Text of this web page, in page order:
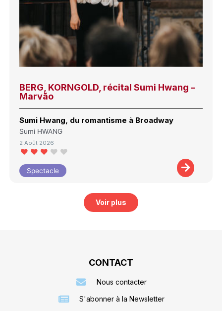
BERG, KORNGOLD, récital Sumi Hwang –
Marvão
Sumi Hwang, du romantisme à Broadway
Sumi HWANG
2 Août 2026
Spectacle
Voir plus
CONTACT
Nous contacter
S'abonner à la Newsletter